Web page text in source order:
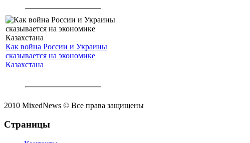
Как война России и Украины
сказывается на экономике
Казахстана
2010 MixedNews © Все права защищены
Страницы